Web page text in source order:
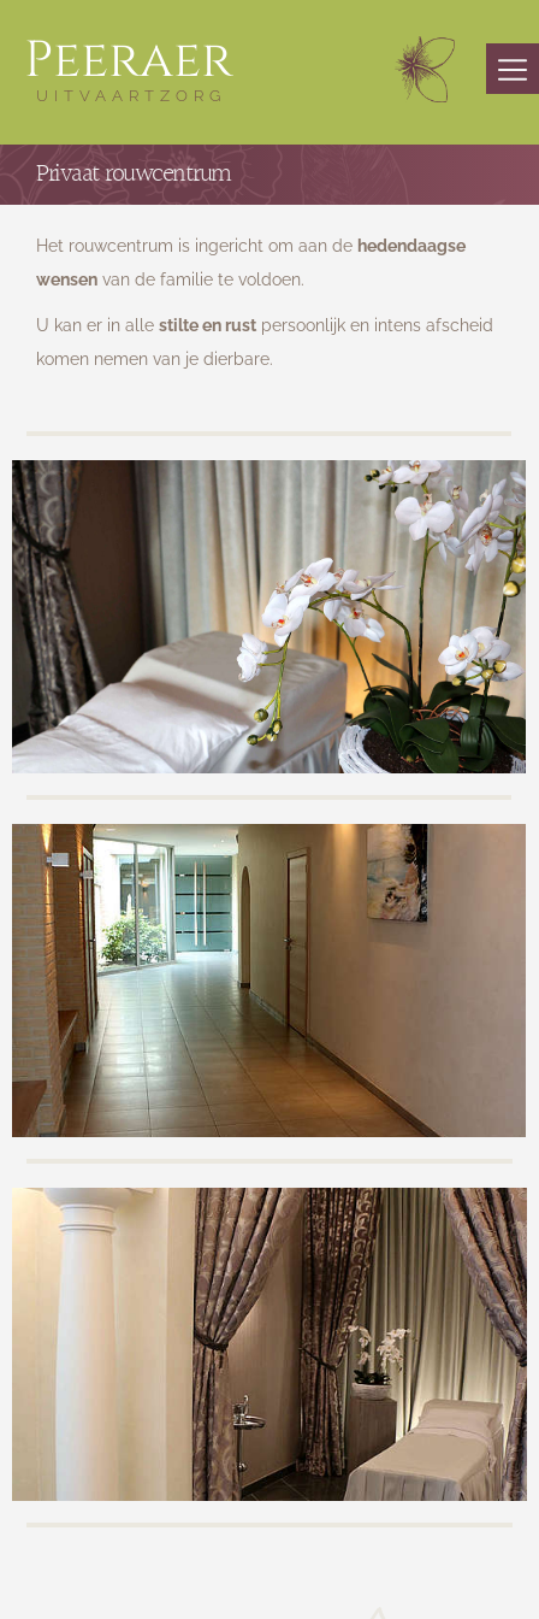
Peeraer
UITVAARTZORG
Home
Startpagina
Rouwberichten
Aula voor plechtigheden
Bloemen
Herinneringswinkel
Koffiezaal
Rouwdrukwerk
Lijkwagens
Contact
Privaat rouwcentrum
Het rouwcentrum is ingericht om aan de hedendaagse
wensen van de familie te voldoen.
U kan er in alle stilte en rust persoonlijk en intens afscheid
komen nemen van je dierbare.